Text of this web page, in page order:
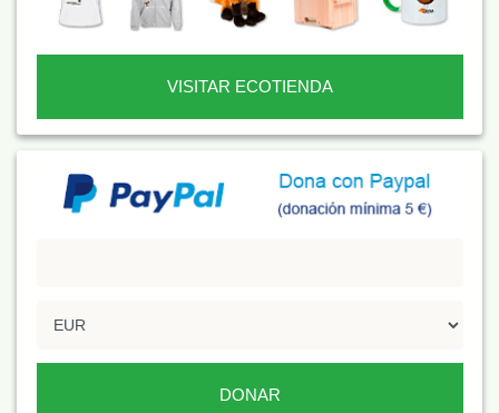
VISITAR ECOTIENDA